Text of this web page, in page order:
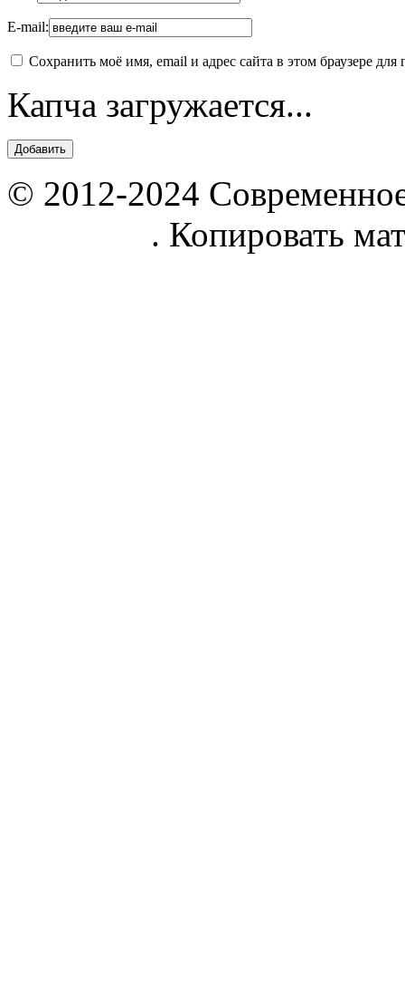
E-mail:
Сохранить моё имя, email и адрес сайта в этом браузере
Капча загружается...
© 2012-2024
. Копировать